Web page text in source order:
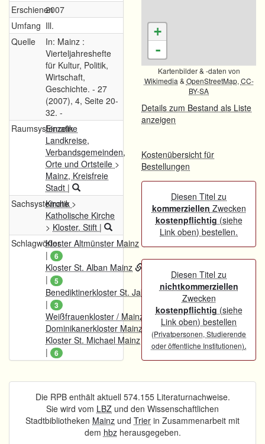
Erschienen2007
Umfang Ill.
Quelle
In: Mainz :
Vierteljahreshefte
für Kultur, Politik,
Wirtschaft,
Geschichte. - 27
(2007), 4, Seite 20-
32. -
Raumsystematik
Einzelne
Landkreise,
Verbandsgemeinden,
Orte und Ortsteile >
Mainz, Kreisfreie
Stadt |
Sachsystematik
Kirche >
Katholische Kirche
> Kloster. Stift |
SchlagwörterKloster Altmünster Mainz
|
6
Kloster St. Alban Mainz
|
5
Benediktinerkloster St. Jakob (Mainz)
|
3
Weißfrauenkloster / Mainz
Dominikanerkloster Mainz
Kloster St. Michael Mainz
|
6
+
-
Kartenbilder & -daten von
Wikimedia & OpenStreetMap, CC-
BY-SA
Details zum Bestand als Liste
anzeigen
Kostenübersicht für
Bestellungen
Diesen Titel zu
kommerziellen Zwecken
kostenpflichtig (siehe
Link oben) bestellen.
Diesen Titel zu
nichtkommerziellen
Zwecken
kostenpflichtig (siehe
Link oben) bestellen
(Privatpersonen, Studierende
oder öffentliche Institutionen).
Die RPB enthält aktuell 574.155 Literaturnachweise.
Sie wird vom LBZ und den Wissenschaftlichen
Stadtbibliotheken Mainz und Trier in Zusammenarbeit mit
dem hbzherausgegeben.